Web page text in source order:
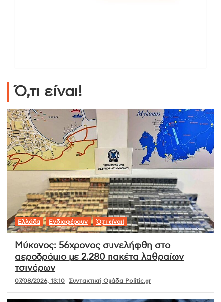
Ό,τι είναι!
Ελλάδα Ενδιαφέρουν Ό,τι είναι!
Μύκονος: 56χρονος συνελήφθη στο
αεροδρόμιο με 2.280 πακέτα λαθραίων
τσιγάρων
07/08/2026, 13:10 Συντακτική Ομάδα Politic.gr